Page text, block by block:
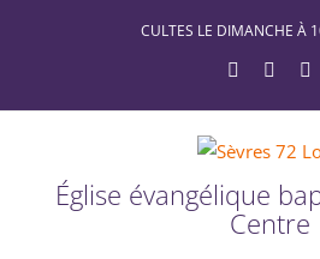
CULTES LE DIMANCHE À
YouTube
Église évangélique
Centre